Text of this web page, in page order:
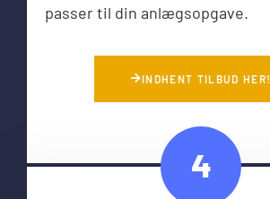
passer til din anlægsopgave.
INDHENT TILBUD HER!
4